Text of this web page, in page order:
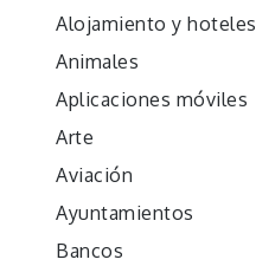
Alojamiento y hoteles
Animales
Aplicaciones móviles
Arte
Aviación
Ayuntamientos
Bancos